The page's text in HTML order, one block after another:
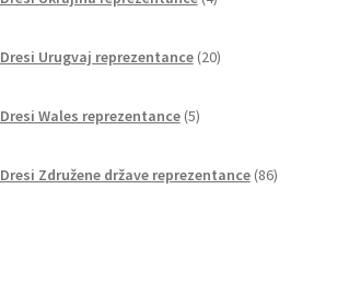
izdelki
Dresi Urugvaj reprezentance 20izdelkov
Dresi Wales reprezentance 5izdelkov
Dresi Združene države reprezentance 86izdelkov